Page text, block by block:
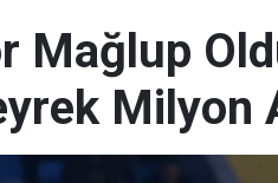
Mağlup
Milyon